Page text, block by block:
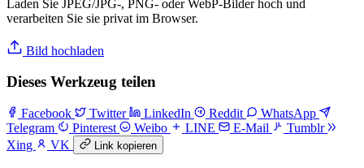
Laden Sie JPEG/JPG-, PNG- oder WebP-Bilder hoch und
verarbeiten Sie sie privat im Browser.
Bild hochladen
Dieses Werkzeug teilen
Facebook Twitter LinkedIn Reddit
WhatsApp
Telegram
Pinterest Weibo LINE E-Mail
Tumblr
Xing
VK Link kopieren